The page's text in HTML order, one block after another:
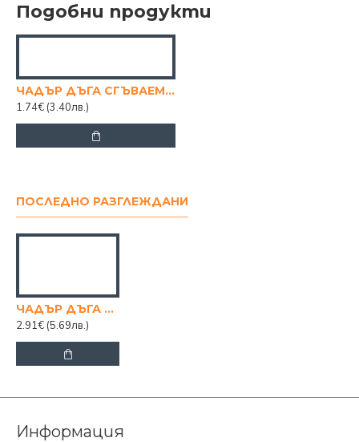
Подобни продукти
ЧАДЪР ДЪГА СГЪВАЕМ , 24 СМ.
1.74€ (3.40лв.)
ПОСЛЕДНО РАЗГЛЕЖДАНИ
ЧАДЪР ДЪГА БАСТУН, 80 СМ
2.91€ (5.69лв.)
Информация